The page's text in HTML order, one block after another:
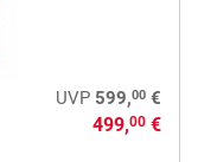
UVP 599,00€
499,00€